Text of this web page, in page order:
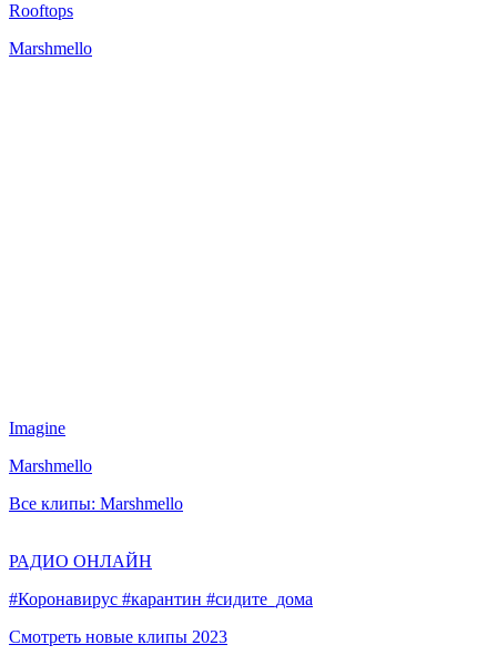
Rooftops
Marshmello
Imagine
Marshmello
Все клипы: Marshmello
РАДИО ОНЛАЙН
#Коронавирус #карантин #сидите_дома
Смотреть новые клипы 2023